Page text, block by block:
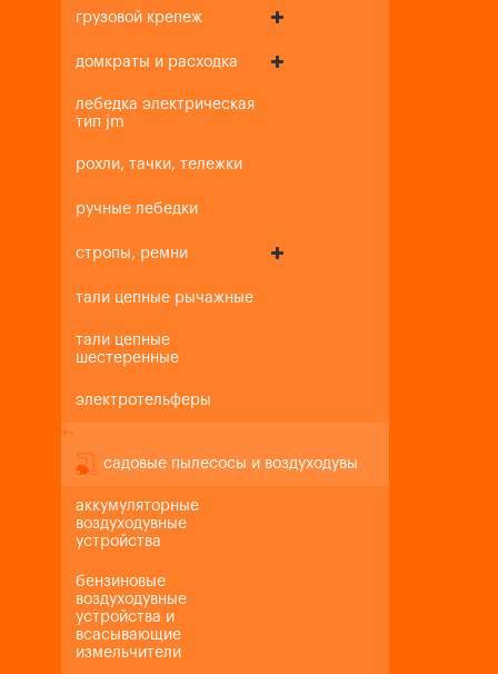
грузовой крепеж
домкраты и расходка
лебедка электрическая
тип jm
рохли, тачки, тележки
ручные лебедки
стропы, ремни
тали цепные рычажные
тали цепные
шестеренные
электротельферы
+-
садовые пылесосы и воздуходувы
аккумуляторные
воздуходувные
устройства
бензиновые
воздуходувные
устройства и
всасывающие
измельчители